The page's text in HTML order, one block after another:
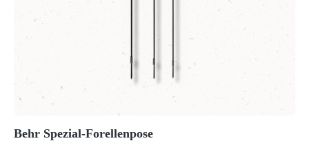
Behr Spezial-Forellenpose